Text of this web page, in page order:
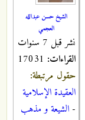
الشيخ حسن عبدالله
العجمي
نشر قبل 7 سنوات
القراءات:
حقول مرتبطة:
العقيدة الإسلامية
- الشيعة و مذهب